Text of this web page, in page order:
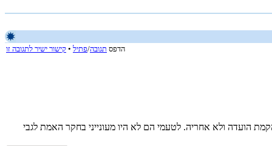
הדפס תגובה/פתיל • קישור ישיר לתגובה זו
הועדה ולא אחריה. לטעמי הם לא היו מעונייני בחקר האמת לגבי